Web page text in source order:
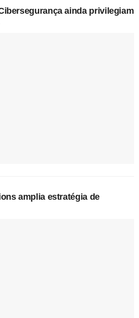
ainda privilegiam
amplia estratégia de